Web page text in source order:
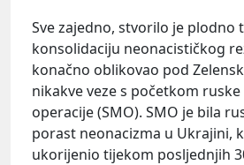
Sve zajedno, stvorilo je plodno
konsolidaciju neonacističkog
konačno oblikovao pod
nikakve veze s početkom
operacije (SMO). SMO je bila
porast neonacizma u Ukrajini,
ukorijenio tijekom posljednjih